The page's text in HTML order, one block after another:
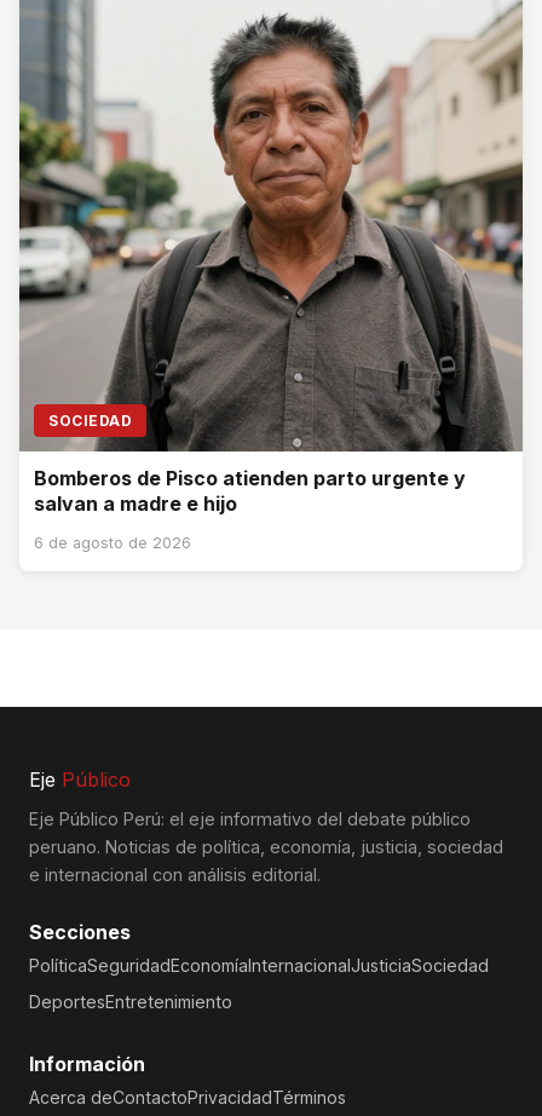
SOCIEDAD
Bomberos de Pisco atienden parto urgente y
salvan a madre e hijo
6 de agosto de 2026
Eje Público
Eje Público Perú: el eje informativo del debate público
peruano. Noticias de política, economía, justicia, sociedad
e internacional con análisis editorial.
Secciones
PolíticaSeguridadEconomíaInternacionalJusticiaSociedad
DeportesEntretenimiento
Información
Acerca deContactoPrivacidadTérminos